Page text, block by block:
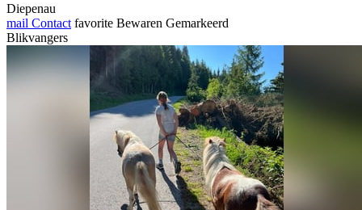
Diepenau
mail Contact favorite Bewaren Gemarkeerd
Blikvangers